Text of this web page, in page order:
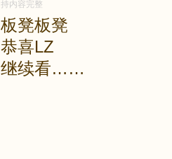
持内容完整
板凳板凳
恭喜LZ
继续看……